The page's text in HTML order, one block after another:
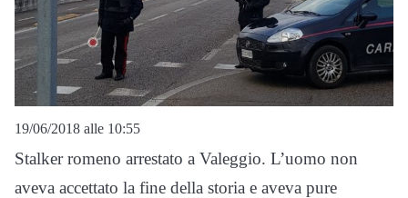
19/06/2018 alle 10:55
Stalker romeno arrestato a Valeggio. L’uomo non
aveva accettato la fine della storia e aveva pure